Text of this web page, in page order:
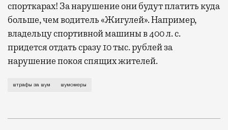
спорткарах! За нарушение они будут платить куда
больше, чем водитель «Жигулей». Например,
владельцу спортивной машины в 400 л. с.
придется отдать сразу 10 тыс. рублей за
нарушение покоя спящих жителей.
Сегодня в Мосгордуму был внесен законопроект,
штрафы за шум шумомеры